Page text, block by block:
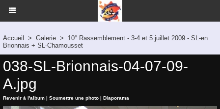
Accueil > Galerie >
10° Rassemblement - 3-4 et 5 juillet 2009 - SL-en
Brionnais + SL-Chamousset
038-SL-Brionnais-04-07-09-
A.jpg
Revenir à l'album | Soumettre une photo | Diaporama